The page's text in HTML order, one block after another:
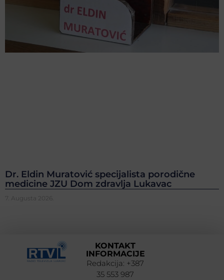
Dr. Eldin Muratović specijalista porodične
medicine JZU Dom zdravlja Lukavac
7. Augusta 2026.
KONTAKT
INFORMACIJE
Redakcija: +387
35 553 987